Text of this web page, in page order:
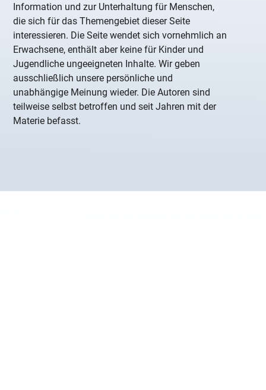
Information und zur Unterhaltung für Menschen,
die sich für das Themengebiet dieser Seite
interessieren. Die Seite wendet sich vornehmlich an
Erwachsene, enthält aber keine für Kinder und
Jugendliche ungeeigneten Inhalte. Wir geben
ausschließlich unsere persönliche und
unabhängige Meinung wieder. Die Autoren sind
teilweise selbst betroffen und seit Jahren mit der
Materie befasst.